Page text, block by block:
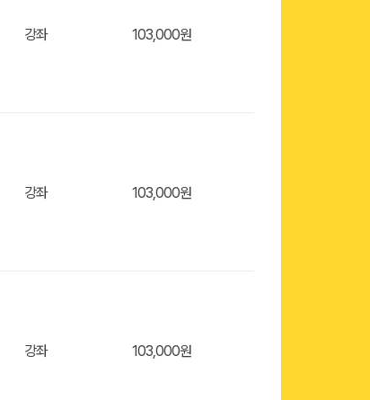
강좌 103,000원
강좌 103,000원
강좌 103,000원